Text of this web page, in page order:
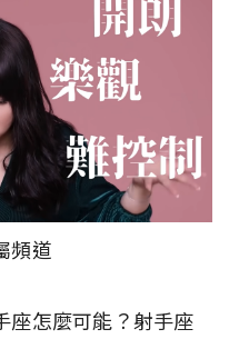
頻道
座怎麼可能？射手座